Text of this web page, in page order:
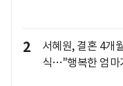
2
서혜원, 결혼 4개
식…"행복한 엄마